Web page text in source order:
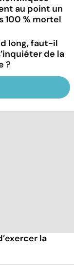
au point un
100 % mortel
long, faut-il
de la
?
la